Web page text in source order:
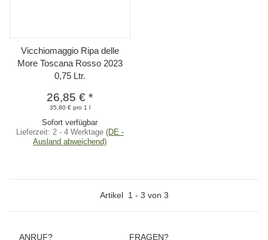
Vicchiomaggio Ripa delle
More Toscana Rosso 2023
0,75 Ltr.
26,85 €*
35,80 € pro 1 l
Sofort verfügbar
Lieferzeit: 2 - 4 Werktage (DE -
Ausland abweichend)
Artikel 1 - 3 von 3
ANRUF?
FRAGEN?